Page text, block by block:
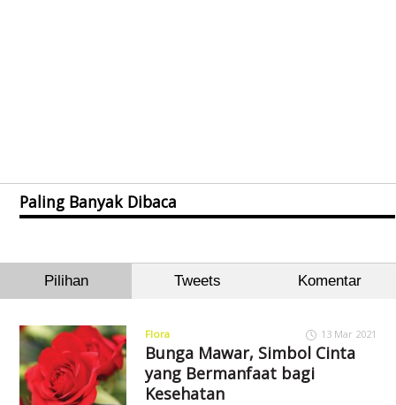
Paling Banyak Dibaca
Pilihan Tweets Komentar
Flora 13 Mar 2021
Bunga Mawar, Simbol Cinta
yang Bermanfaat bagi
Kesehatan